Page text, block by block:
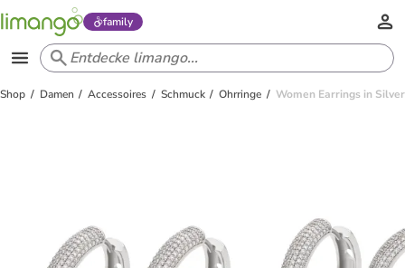
family
Shop Damen Accessoires Schmuck Ohrringe Women Earrings in